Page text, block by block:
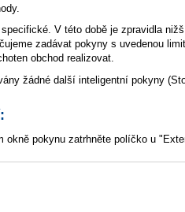
V této době je zpravidla
zadávat pokyny s uvedenou
obchod realizovat.
žádné další inteligentní pokyny
okně pokynu zatrhněte políčko u